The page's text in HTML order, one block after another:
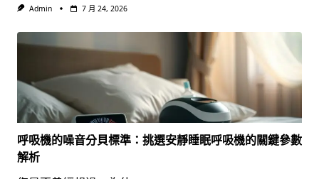
Admin 7 月 24, 2026
呼吸機的噪音分貝標準：挑選安靜睡眠呼吸機的關鍵參數
解析